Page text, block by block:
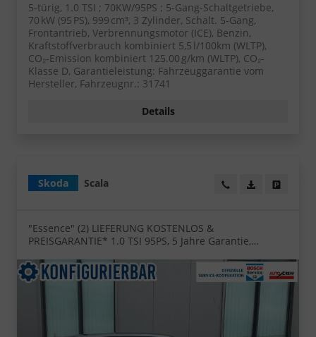
5-türig, 1.0 TSI ; 70KW/95PS ; 5-Gang-Schaltgetriebe,
70 kW (95 PS), 999 cm³, 3 Zylinder, Schalt. 5-Gang,
Frontantrieb, Verbrennungsmotor (ICE), Benzin,
Kraftstoffverbrauch kombiniert 5,5 l/100km (WLTP),
CO₂-Emission kombiniert 125.00 g/km (WLTP), CO₂-
Klasse D, Garantieleistung: Fahrzeuggarantie vom
Hersteller, Fahrzeugnr.: 31741
Details
Skoda Scala Wir rufen Sie an!
PDF-Datei,
"Essence" (2) LIEFERUNG KOSTENLOS &
PREISGARANTIE* 1.0 TSI 95PS, 5 Jahre Garantie,
Full-LED-Scheinwerfer, Virtual Cockpit 8"